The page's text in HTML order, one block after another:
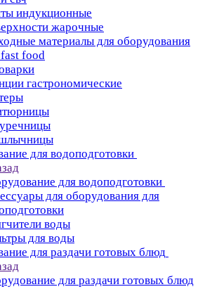
индукционные
жарочные
материалы для оборудования
food
гастрономические
для водоподготовки
для водоподготовки
для оборудования для
воды
для воды
для раздачи готовых блюд
для раздачи готовых блюд